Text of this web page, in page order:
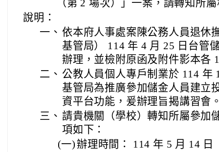
（第 2 場次）」一案，請轉知所
說明：
一、 依本府人事處案陳公務人員退休
基管局） 114 年 4 月 25 日台管
辦理，並檢附原函及附件影本各
二、 公教人員個人專戶制業於 114 年
基管局為推廣參加儲金人員建立
資平台功能，爰辦理旨揭講習會
三、 請貴機關（學校）轉知所屬參加
項如下：
(一)辦理時間： 114 年 5 月 14 日